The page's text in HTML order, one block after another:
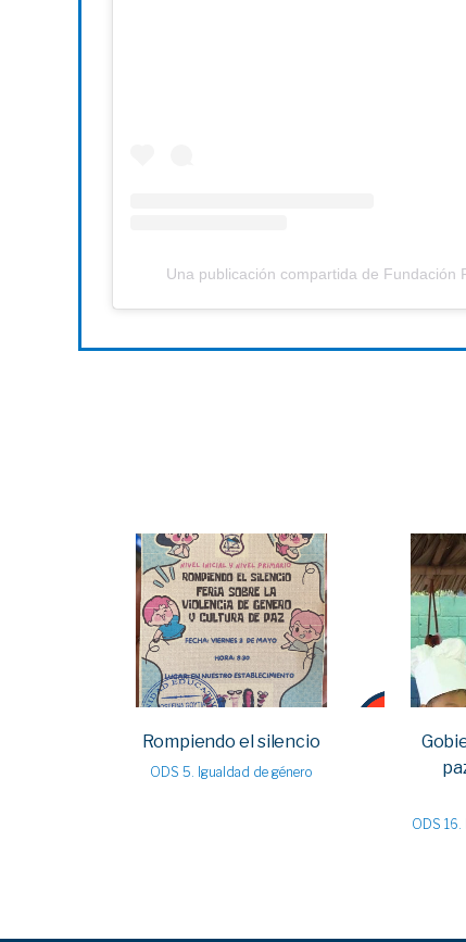
Una publicación compartida de Fundación
VIEW
Rompiendo el silencio
ODS 5. Igualdad de género
ODS 16.